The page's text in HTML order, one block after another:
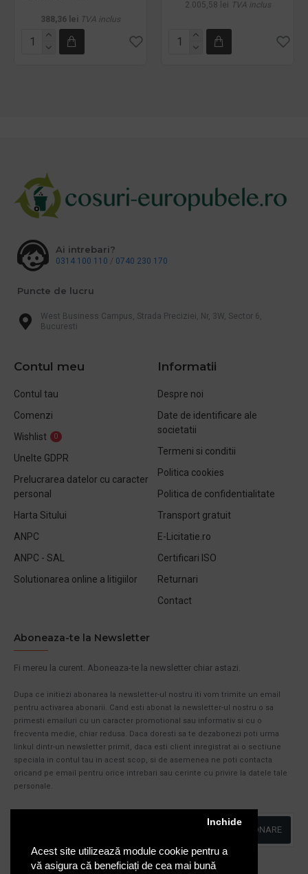
Acest site utilizează module cookie pentru a
vă asigura că beneficiați de cea mai bună
Inchide
388,36 lei TVA inclus
2.005,58 lei TVA inclus
Ai intrebari?
0314 100 110 / 0740 230 170
Puncte de lucru
West Business Campus, Strada Preciziei, Nr, 3W, Sector 6,
Bucuresti
Contul meu
Contul tau
Comenzi
Wishlist
0
Unelte GDPR
Prelucrarea datelor cu caracter
personal
Harta Sitului
ANPC
ANPC - SAL
Solutionarea online a litigiilor
Informatii
Despre noi
Date de identificare ale
societatii
Termeni si conditii
Politica cookies
Politica de confidentialitate
Transport gratuit
E-Licitatie.ro
Certificari ISO
Returnari
Contact
Aboneaza-te la Newsletter
Fi mereu la curent. Aboneaza-te la newsletter chiar astazi.
Dupa ce initiezi abonarea la newsletter-ul nostru iti vom trimite un email
pentru activarea abonarii. Cand esti abonat la newsletter-ul nostru o sa
primesti emailuri cu un caracter promotional sau informativ si cu o
frecventa medie, chiar redusa. Daca doresti sa te dezabonezi poti urma
linkul dintr-un newsletter primit, daca esti client inregistrat ai o sectiune
speciala in contul tau in acest scop, si de asemenea ne poti contacta
oricand pe email pentru orice intrebari sau cerinte cu privire la datele tale
personale.
ABONARE
Am citit şi sunt de acord cu Politica de Confidentialitate